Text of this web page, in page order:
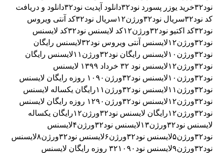
نود۳۲
خرید یوزر پسورد نود۳۲ دانلود آپدیت نود۳۲
دانلود و دریافت
کد نود۳۲
سریال نود۳۲ورژن۱۲ سریال نود۳۲
کد آنتی ویروس
نود۳۲
کد اکتیو نود۳۲ورژن۱۲ کد لایسنس نود۳۲
کد لایسنس
نود۳۲ورژن۱۲
لایسنس آنتی ویروس نود۳۲
لایسنس رایگان
نود۳۲ورژن۱۰
لایسنس رایگان نود۳۲ورژن۱۱
لایسنس رایگان
نود۳۲ورژن۱۲
لایسنس نود ۳٢ خرداد ۱۳۹۹
لایسنس
نود۳۲ورژن۱۰
لایسنس نود۳۲ورژن۱۰۹۰ روزه رایگان
لایسنس
نود۳۲ورژن۱۱
لایسنس نود۳۲ورژن۱۱رایگان یکساله
لایسنس
نود۳۲ورژن۱۲
لایسنس نود۳۲ورژن۱۲۹۰ روزه رایگان
لایسنس
نود۳۲ورژن۱۲رایگان
لایسنس نود۳۲ورژن۱۲رایگان یکساله
لایسنس نود۳۲ورژن۱۳
لایسنس نود۳۲ورژن۴
لایسنس
نود۳۲ورژن۵
لایسنس نود۳۲ورژن۶ لایسنس نود۳۲ورژن۸
لایسنس
نود۳۲ورژن۹
لایسنس نود۳۲۱۰۹۰ روزه رایگان
لایسنس